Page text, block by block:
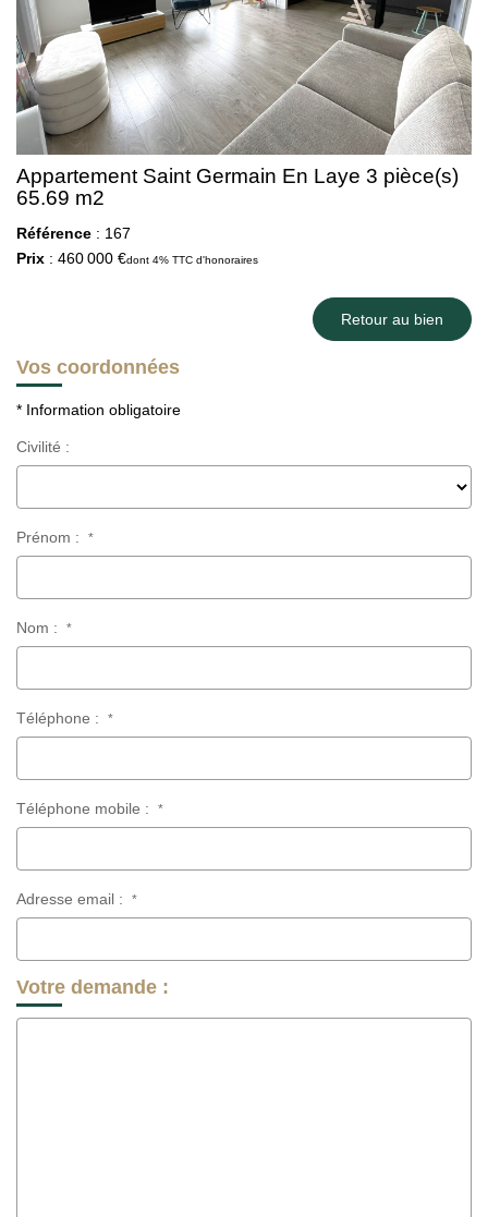
Appartement Saint Germain En Laye 3 pièce(s)
65.69 m2
Référence : 167
Prix : 460 000 €dont 4% TTC d'honoraires
Retour au bien
Vos coordonnées
* Information obligatoire
Civilité :
Prénom : *
Nom : *
Téléphone : *
Téléphone mobile : *
Adresse email : *
Votre demande :